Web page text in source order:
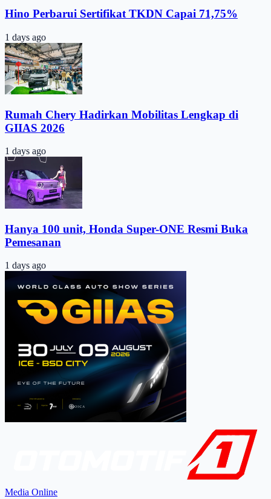
Hino Perbarui Sertifikat TKDN Capai 71,75%
1 days ago
Rumah Chery Hadirkan Mobilitas Lengkap di
GIIAS 2026
1 days ago
Hanya 100 unit, Honda Super-ONE Resmi Buka
Pemesanan
1 days ago
Media Online